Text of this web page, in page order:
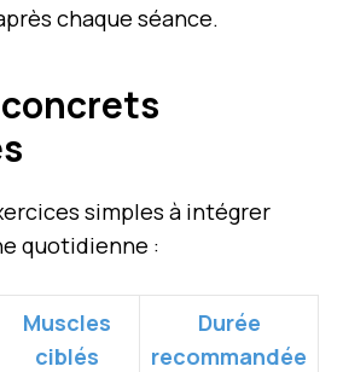
chaque séance.
simples à intégrer
quotidienne :
Muscles
ciblés
Durée
recommandée